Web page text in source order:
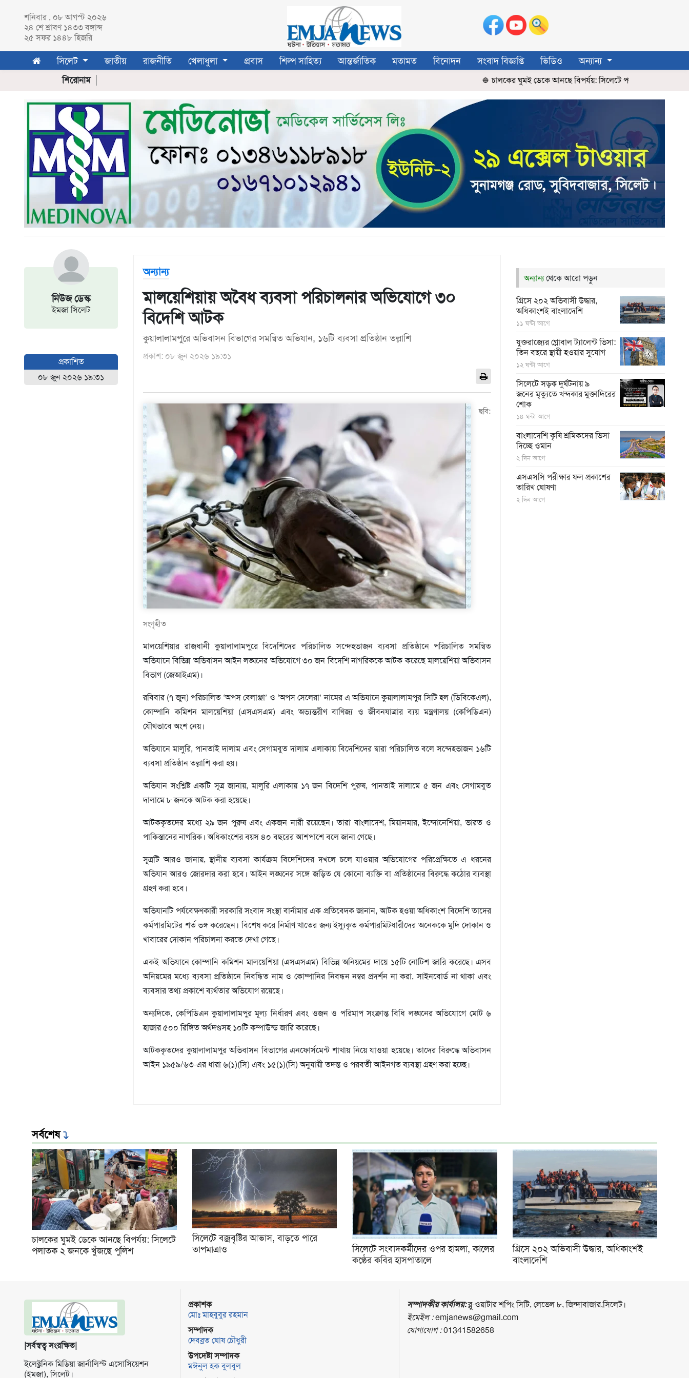
সিলেট
সিলেট
জেলা
মৌলভীবাজার
জাতীয়
রাজনীতি
খেলাধুলা
ফুটবল
অন্যান্য
ইউরোপ
আমেরিকা
এন্টারটিকা
শনিবার , ০৮ আগস্ট ২০২৬
২৪ শেশ্রাবণ১৪৩৩ বঙ্গাব্দ
২৫ সফর ১৪৪৮ হিজরি
সিলেট জাতীয় রাজনীতি খেলাধুলা প্রবাস শিল্প সাহিত্য আন্তর্জাতিক মতামত বিনোদন সংবাদ বিজ্ঞপ্তি ভিডিও অন্যান্য
শিরোনাম চালকের ঘুমই ডেকে আনছে বিপর্যয়: সিলেটে পলাতক ২ জনকে খুঁজছে পুলিশ
নিউজ ডেস্ক
ইমজা সিলেট
প্রকাশিত
০৮ জুন ২০২৬ ১৯:৩১
অন্যান্য
মালয়েশিয়ায় অবৈধ ব্যবসা পরিচালনার অভিযোগে ৩০
বিদেশি আটক
কুয়ালালামপুরে অভিবাসন বিভাগের সমন্বিত অভিযান, ১৬টি ব্যবসা প্রতিষ্ঠান তল্লাশি
প্রকাশ: ০৮ জুন ২০২৬ ১৯:৩১
ছবি:
সংগৃহীত
মালয়েশিয়ার রাজধানী কুয়ালালামপুরে বিদেশিদের পরিচালিত সন্দেহভাজন ব্যবসা প্রতিষ্ঠানে পরিচালিত সমন্বিত
অভিযানে বিভিন্ন অভিবাসন আইন লঙ্ঘনের অভিযোগে ৩০ জন বিদেশি নাগরিককে আটক করেছে মালয়েশিয়া অভিবাসন
বিভাগ (জেআইএম)।
রবিবার (৭ জুন) পরিচালিত ‘অপস বেলাঞ্জা’ ও ‘অপস সেলেরা’ নামের এ অভিযানে কুয়ালালামপুর সিটি হল (ডিবিকেএল),
কোম্পানি কমিশন মালয়েশিয়া (এসএসএম) এবং অভ্যন্তরীণ বাণিজ্য ও জীবনযাত্রার ব্যয় মন্ত্রণালয় (কেপিডিএন)
যৌথভাবে অংশ নেয়।
অভিযানে মালুরি, পানতাই দালাম এবং সেগামবুত দালাম এলাকায় বিদেশিদের দ্বারা পরিচালিত বলে সন্দেহভাজন ১৬টি
ব্যবসা প্রতিষ্ঠান তল্লাশি করা হয়।
অভিযান সংশ্লিষ্ট একটি সূত্র জানায়, মালুরি এলাকায় ১৭ জন বিদেশি পুরুষ, পানতাই দালামে ৫ জন এবং সেগামবুত
দালামে ৮ জনকে আটক করা হয়েছে।
আটককৃতদের মধ্যে ২৯ জন পুরুষ এবং একজন নারী রয়েছেন। তারা বাংলাদেশ, মিয়ানমার, ইন্দোনেশিয়া, ভারত ও
পাকিস্তানের নাগরিক। অধিকাংশের বয়স ৪০ বছরের আশপাশে বলে জানা গেছে।
সূত্রটি আরও জানায়, স্থানীয় ব্যবসা কার্যক্রম বিদেশিদের দখলে চলে যাওয়ার অভিযোগের পরিপ্রেক্ষিতে এ ধরনের
অভিযান আরও জোরদার করা হবে। আইন লঙ্ঘনের সঙ্গে জড়িত যে কোনো ব্যক্তি বা প্রতিষ্ঠানের বিরুদ্ধে কঠোর ব্যবস্থা
গ্রহণ করা হবে।
অভিযানটি পর্যবেক্ষণকারী সরকারি সংবাদ সংস্থা বার্নামার এক প্রতিবেদক জানান, আটক হওয়া অধিকাংশ বিদেশি তাদের
কর্মপারমিটের শর্ত ভঙ্গ করেছেন। বিশেষ করে নির্মাণ খাতের জন্য ইস্যুকৃত কর্মপারমিটধারীদের অনেককে মুদি দোকান ও
খাবারের দোকান পরিচালনা করতে দেখা গেছে।
একই অভিযানে কোম্পানি কমিশন মালয়েশিয়া (এসএসএম) বিভিন্ন অনিয়মের দায়ে ১৫টি নোটিশ জারি করেছে। এসব
অনিয়মের মধ্যে ব্যবসা প্রতিষ্ঠানে নিবন্ধিত নাম ও কোম্পানির নিবন্ধন নম্বর প্রদর্শন না করা, সাইনবোর্ড না থাকা এবং
ব্যবসার তথ্য প্রকাশে ব্যর্থতার অভিযোগ রয়েছে।
অন্যদিকে, কেপিডিএন কুয়ালালামপুর মূল্য নির্ধারণ এবং ওজন ও পরিমাপ সংক্রান্ত বিধি লঙ্ঘনের অভিযোগে মোট ৬
হাজার ৫০০ রিঙ্গিত অর্থদণ্ডসহ ১০টি কম্পাউন্ড জারি করেছে।
আটককৃতদের কুয়ালালামপুর অভিবাসন বিভাগের এনফোর্সমেন্ট শাখায় নিয়ে যাওয়া হয়েছে। তাদের বিরুদ্ধে অভিবাসন
আইন ১৯৫৯/৬৩-এর ধারা ৬(১)(সি) এবং ১৫(১)(সি) অনুযায়ী তদন্ত ও পরবর্তী আইনগত ব্যবস্থা গ্রহণ করা হচ্ছে।
অন্যান্যথেকে আরো পড়ুন
গ্রিসে ২০২ অভিবাসী উদ্ধার,
অধিকাংশই বাংলাদেশি
১১ ঘন্টা আগে
যুক্তরাজ্যের গ্লোবাল ট্যালেন্ট ভিসা:
তিন বছরে স্থায়ী হওয়ার সুযোগ
১২ ঘন্টা আগে
সিলেটে সড়ক দুর্ঘটনায় ৯
জনের মৃত্যুতে খন্দকার মুক্তাদিরের
শোক
১৪ ঘন্টা আগে
বাংলাদেশি কৃষি শ্রমিকদের ভিসা
দিচ্ছে ওমান
২ দিন আগে
এসএসসি পরীক্ষার ফল প্রকাশের
তারিখ ঘোষণা
২ দিন আগে
সর্বশেষ
চালকের ঘুমই ডেকে আনছে বিপর্যয়: সিলেটে
পলাতক ২ জনকে খুঁজছে পুলিশ
সিলেটে বজ্রবৃষ্টির আভাস, বাড়তে পারে
তাপমাত্রাও
সিলেটে সংবাদকর্মীদের ওপর হামলা, কালের
কণ্ঠের কবির হাসপাতালে
গ্রিসে ২০২ অভিবাসী উদ্ধার, অধিকাংশই
বাংলাদেশি
|সর্বস্বত্ব সংরক্ষিত|
ইলেক্ট্র‌নিক মি‌ডিয়া জার্না‌লিস্ট এসো‌সি‌য়েশন
(ইমজা), সি‌লেট।
প্রকাশক
মোঃ মাহবুবুর রহমান
সম্পাদক
দেবব্রত ঘোষ চৌধুরী
উপদেষ্টা সম্পাদক
মঈনুল হক বুলবুল
সম্পাদকীয় কার্যালয়:ব্লু-ওয়াটার শপিং সিটি, লেভেল ৮, জিন্দাবাজার,সিলেট।
ইমেইল :emjanews@gmail.com
যোগাযোগ :01341582658